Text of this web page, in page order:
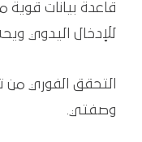
قاعدة بيانات قوية
للإدخال اليدوي
وصفتي.